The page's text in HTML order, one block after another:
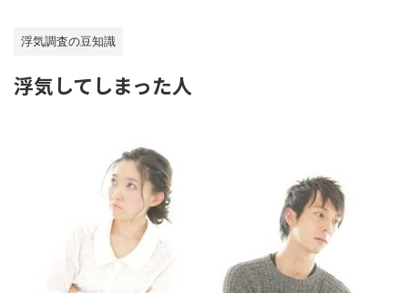
浮気調査の豆知識
浮気してしまった人